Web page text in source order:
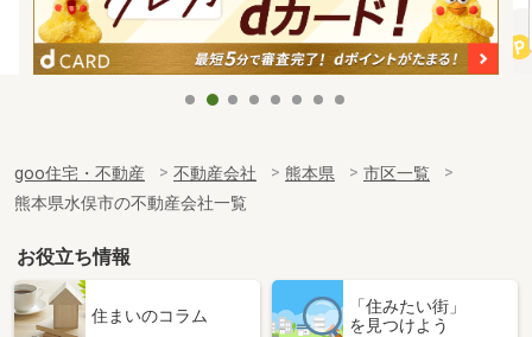
goo住宅・不動産 不動産会社 熊本県
市区一覧
熊本県水俣市の不動産会社一覧
お役立ち情報
住まいのコラム
「住みたい街」
を見つけよう